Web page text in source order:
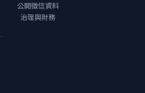
公開徵信資料
治理與財務